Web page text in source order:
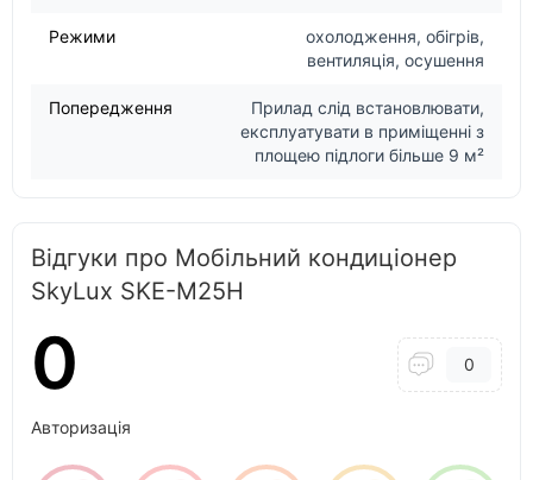
Режими
охолодження, обігрів,
вентиляція, осушення
Попередження
Прилад слід встановлювати,
експлуатувати в приміщенні з
площею підлоги більше 9 м²
Відгуки про Мобільний кондиціонер
SkyLux SKE-M25H
0 0
Авторизація